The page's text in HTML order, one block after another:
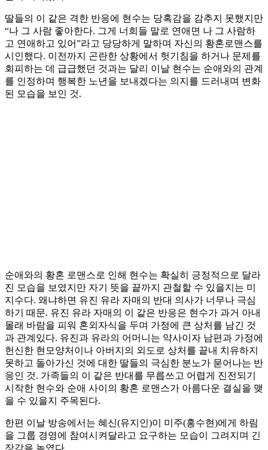
딸들의 이 같은 격한 반응에 현수는 당혹감을 감추지 못했지만
“나 그 사람 좋아한다. 그게 너희들 말로 연애면 나 그 사람하
고 연애하고 있어”라고 당당하게 말하며 자신의 황혼로맨스를
시인했다. 이전까지 곤란한 상황에서 헛기침을 하거나 문제를
회피하는 데 급급했던 것과는 달리 이날 현수는 순애와의 관계
를 인정하며 행복한 노년을 보내겠다는 의지를 드러내며 변화
된 모습을 보인 것.
순애와의 황혼 로맨스로 인해 현수는 확실히 긍정적으로 달라
진 모습을 보였지만 자기 뜻을 끝까지 관철할 수 있을지는 미
지수다. 왜냐하면 유진 유라 자매의 반대 의사가 너무나 극심
하기 때문. 유진 유라 자매의 이 같은 반응은 현수가 과거 아내
몰래 바람을 피워 혼외자식을 두며 가정에 큰 상처를 남긴 것
과 관계있다. 유진과 유라의 어머니는 약사이자 남편과 가정에
헌신한 현모양처이나 아버지의 외도로 상처를 끝내 치유하지
못하고 돌아가신 것에 대한 딸들의 극심한 분노가 묻어나는 반
응인 것. 가족들의 이 같은 반대를 무릅쓰고 어렵게 진전되기
시작한 현수와 순애 사이의 황혼 로맨스가 아름다운 결실을 맺
을 수 있을지 주목된다.
한편 이날 방송에서는 혜신(유지인)이 미주(홍수현)에게 하림
을 그룹 경영에 참여시켜달라고 요구하는 모습이 그려지며 긴